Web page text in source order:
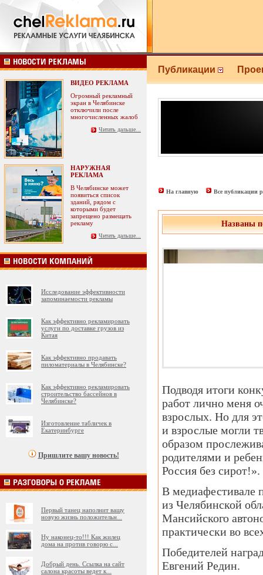
ВИДЕО РЕКЛАМА
Огромный рекламный
экран в Челябинске
отключили после
многочисленных жалоб
Читать дальше...
НАРУЖНАЯ
РЕКЛАМА
В Челябинске может
появиться список
зданий, рядом с
которыми будет
запрещено размещать
рекламу
Читать дальше...
Исследование эффективности
запоминаемости рекламы
Как эффективно рекламировать
услуги по доставке грузов из
Китая
Как эффективно продавать
пиломатериалы в Челябинске?
Как эффективно рекламировать
строительство бассейнов в
Челябинске?
Изготовление табличек в
Екатеринбурге
Пришлите вашу новость!
Первый танец наполнит вашу
новую жизнь положительн
Ну наконец-то!!! Как жилец
дома на против говорю с
Добрый день. Ссылка на сайт
салона красоты ведет к
Публикации
На главную Все публикации
Названы
Подводя итоги
работ лично меня
взрослых. Но для
и взрослые могли
образом
родителями и
Россия без сирот!».
В медиафестивале
из Челябинской
Мансийского
практически во
Победителей
Евгений Редин.